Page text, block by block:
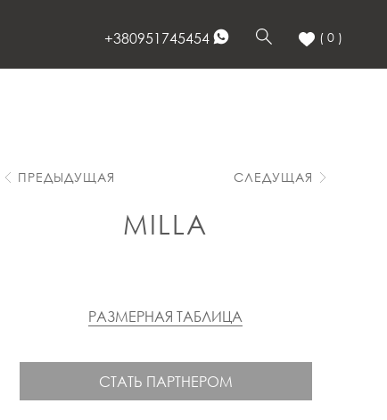
+380951745454 ( 0 )
MILLA
ПРЕДЫДУЩАЯ СЛЕДУЩАЯ
РАЗМЕРНАЯ ТАБЛИЦА
СТАТЬ ПАРТНЕРОМ